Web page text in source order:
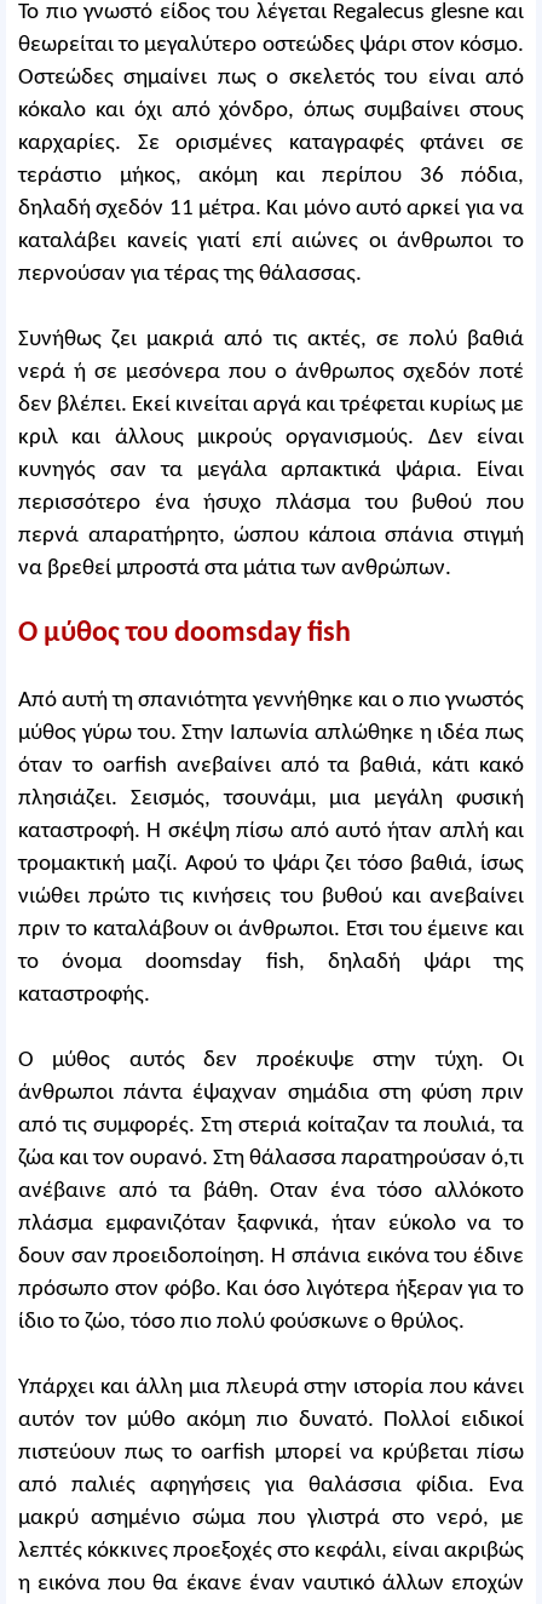
Το πιο γνωστό είδος του λέγεται Regalecus glesne και
θεωρείται το μεγαλύτερο οστεώδες ψάρι στον κόσμο.
Οστεώδες σημαίνει πως ο σκελετός του είναι από
κόκαλο και όχι από χόνδρο, όπως συμβαίνει στους
καρχαρίες. Σε ορισμένες καταγραφές φτάνει σε
τεράστιο μήκος, ακόμη και περίπου 36 πόδια,
δηλαδή σχεδόν 11 μέτρα. Και μόνο αυτό αρκεί για να
καταλάβει κανείς γιατί επί αιώνες οι άνθρωποι το
περνούσαν για τέρας της θάλασσας.
Συνήθως ζει μακριά από τις ακτές, σε πολύ βαθιά
νερά ή σε μεσόνερα που ο άνθρωπος σχεδόν ποτέ
δεν βλέπει. Εκεί κινείται αργά και τρέφεται κυρίως με
κριλ και άλλους μικρούς οργανισμούς. Δεν είναι
κυνηγός σαν τα μεγάλα αρπακτικά ψάρια. Είναι
περισσότερο ένα ήσυχο πλάσμα του βυθού που
περνά απαρατήρητο, ώσπου κάποια σπάνια στιγμή
να βρεθεί μπροστά στα μάτια των ανθρώπων.
Ο μύθος του doomsday fish
Από αυτή τη σπανιότητα γεννήθηκε και ο πιο γνωστός
μύθος γύρω του. Στην Ιαπωνία απλώθηκε η ιδέα πως
όταν το oarfish ανεβαίνει από τα βαθιά, κάτι κακό
πλησιάζει. Σεισμός, τσουνάμι, μια μεγάλη φυσική
καταστροφή. Η σκέψη πίσω από αυτό ήταν απλή και
τρομακτική μαζί. Αφού το ψάρι ζει τόσο βαθιά, ίσως
νιώθει πρώτο τις κινήσεις του βυθού και ανεβαίνει
πριν το καταλάβουν οι άνθρωποι. Ετσι του έμεινε και
το όνομα doomsday fish, δηλαδή ψάρι της
καταστροφής.
Ο μύθος αυτός δεν προέκυψε στην τύχη. Οι
άνθρωποι πάντα έψαχναν σημάδια στη φύση πριν
από τις συμφορές. Στη στεριά κοίταζαν τα πουλιά, τα
ζώα και τον ουρανό. Στη θάλασσα παρατηρούσαν ό,τι
ανέβαινε από τα βάθη. Οταν ένα τόσο αλλόκοτο
πλάσμα εμφανιζόταν ξαφνικά, ήταν εύκολο να το
δουν σαν προειδοποίηση. Η σπάνια εικόνα του έδινε
πρόσωπο στον φόβο. Και όσο λιγότερα ήξεραν για το
ίδιο το ζώο, τόσο πιο πολύ φούσκωνε ο θρύλος.
Υπάρχει και άλλη μια πλευρά στην ιστορία που κάνει
αυτόν τον μύθο ακόμη πιο δυνατό. Πολλοί ειδικοί
πιστεύουν πως το oarfish μπορεί να κρύβεται πίσω
από παλιές αφηγήσεις για θαλάσσια φίδια. Ενα
μακρύ ασημένιο σώμα που γλιστρά στο νερό, με
λεπτές κόκκινες προεξοχές στο κεφάλι, είναι ακριβώς
η εικόνα που θα έκανε έναν ναυτικό άλλων εποχών